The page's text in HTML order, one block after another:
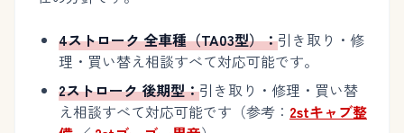
4ストローク 全車種（TA03型）：引き取り・修
理・買い替え相談すべて対応可能です。
2ストローク 後期型：引き取り・修理・買い替
え相談すべて対応可能です（参考： 2stキャブ整